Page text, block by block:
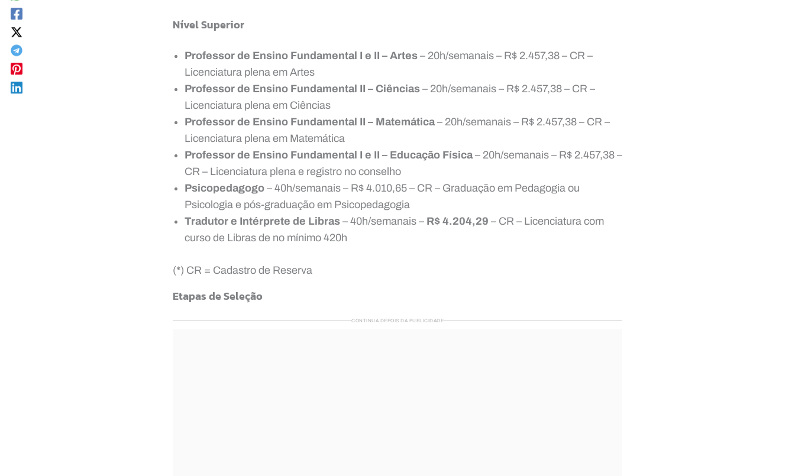
Nível Superior
Professor de Ensino Fundamental I e II – Artes – 20h/semanais – R$ 2.457,38 – CR –
Licenciatura plena em Artes
Professor de Ensino Fundamental II – Ciências – 20h/semanais – R$ 2.457,38 – CR –
Licenciatura plena em Ciências
Professor de Ensino Fundamental II – Matemática– 20h/semanais – R$ 2.457,38 – CR –
Licenciatura plena em Matemática
Professor de Ensino Fundamental I e II – Educação Física– 20h/semanais – R$ 2.457,38 –
CR – Licenciatura plena e registro no conselho
Psicopedagogo – 40h/semanais – R$ 4.010,65 – CR – Graduação em Pedagogia ou
Psicologia e pós-graduação em Psicopedagogia
Tradutor e Intérprete de Libras – 40h/semanais – R$ 4.204,29 – CR – Licenciatura com
curso de Libras de no mínimo 420h
(*) CR = Cadastro de Reserva
Etapas de Seleção
CONTINUA DEPOIS DA PUBLICIDADE